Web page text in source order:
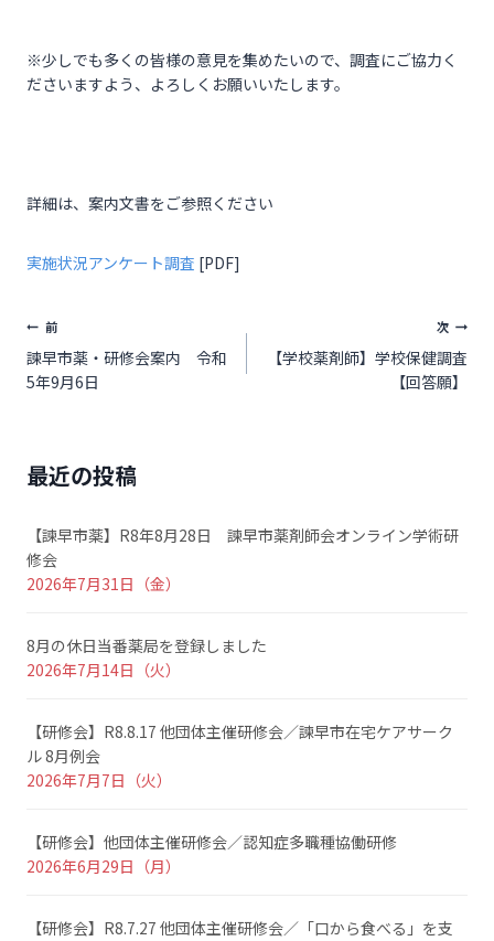
※少しでも多くの皆様の意見を集めたいので、調査にご協力く
ださいますよう、よろしくお願いいたします。
詳細は、案内文書をご参照ください
実施状況アンケート調査 [PDF]
前
諫早市薬・研修会案内 令和
5年9月6日
次
【学校薬剤師】学校保健調査
【回答願】
最近の投稿
【諫早市薬】R8年8月28日 諫早市薬剤師会オンライン学術研
修会
2026年7月31日（金）
8月の休日当番薬局を登録しました
2026年7月14日（火）
【研修会】R8.8.17 他団体主催研修会／諫早市在宅ケアサーク
ル 8月例会
2026年7月7日（火）
【研修会】他団体主催研修会／認知症多職種協働研修
2026年6月29日（月）
【研修会】R8.7.27 他団体主催研修会／「口から食べる」を支